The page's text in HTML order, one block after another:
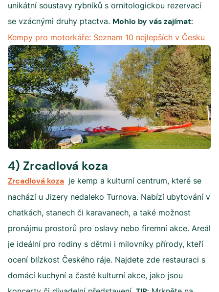
unikátní soustavy rybníků s ornitologickou rezervací
se vzácnými druhy ptactva. Mohlo by vás zajímat:
Kempy pro motorkáře: Seznam 10 nejlepších v Česku
4) Zrcadlová koza
Zrcadlová koza je kemp a kulturní centrum, které se
nachází u Jizery nedaleko Turnova. Nabízí ubytování v
chatkách, stanech či karavanech, a také možnost
pronájmu prostorů pro oslavy nebo firemní akce. Areál
je ideální pro rodiny s dětmi i milovníky přírody, kteří
ocení blízkost Českého ráje. Najdete zde restauraci s
domácí kuchyní a časté kulturní akce, jako jsou